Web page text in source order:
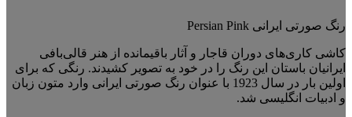
رنگ صورتی ایرانی Persian Pink
کاشی کاری‌های دوران قاجار و آثار باقیمانده از هنر قالی‌بافی
ایرانیان باستان این رنگ را در خود به تصویر کشیدند. رنگی که برای
اولین بار در سال 1923 با عنوان رنگ صورتی ایرانی وارد متون زبان
و ادبیات انگلیسی شد.